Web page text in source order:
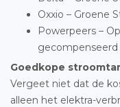
Oxxio – Groene
Powerpeers –
gecompenseerd
Goedkope
Vergeet niet dat de
alleen het elektra-